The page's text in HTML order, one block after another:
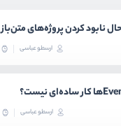
ارسطو عباسی
ارسطو عباسی